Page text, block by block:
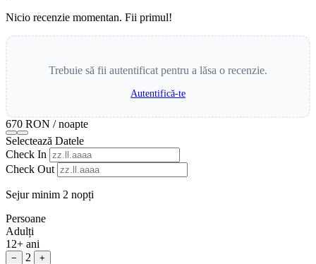
Nicio recenzie momentan. Fii primul!
Trebuie să fii autentificat pentru a lăsa o recenzie.
Autentifică-te
670 RON / noapte
Selectează Datele
Check In
Check Out
Sejur minim 2 nopți
Persoane
Adulți
12+ ani
− 2 +